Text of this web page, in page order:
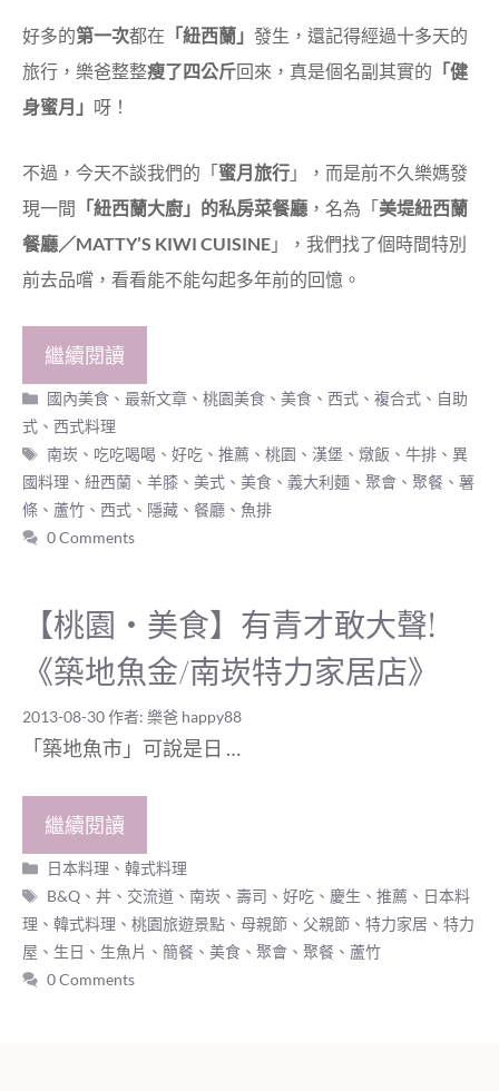
好多的第一次都在 「紐西蘭」 發生，還記得經過十多天的
旅行，樂爸整整瘦了四公斤回來，真是個名副其實的 「健
身蜜月」 呀！
不過，今天不談我們的「蜜月旅行 」，而是前不久樂媽發
現一間 「紐西蘭大廚」的私房菜餐廳 ，名為「美堤紐西蘭
餐廳／MATTY’S KIWI CUISINE 」，我們找了個時間特別
前去品嚐，看看能不能勾起多年前的回憶。
繼續閱讀
分
類
國內美食 、最新文章 、桃園美食 、美食 、西式、複合式、自助
式 、 西式料理
標
籤
南崁 、 吃吃喝喝 、好吃 、推薦 、桃園 、漢堡 、燉飯 、牛排 、異
國料理 、 紐西蘭 、 羊膝 、 美式 、 美食 、 義大利麵 、 聚會 、 聚餐 、 薯
條 、 蘆竹 、 西式 、 隱藏 、 餐廳 、 魚排
0 Comments
【桃園‧美食】有青才敢大聲!
《築地魚金/南崁特力家居店》
2013-08-30作者: 樂爸 happy88
「築地魚市」可說是日 …
繼續閱讀
分
類
日本料理、韓式料理
標
籤
B&Q 、丼 、 交流道 、南崁 、壽司 、好吃 、 慶生 、推薦 、 日本料
理、韓式料理 、 桃園旅遊景點 、 母親節 、 父親節 、 特力家居 、 特力
屋 、 生日 、 生魚片 、 簡餐 、 美食 、 聚會 、 聚餐 、 蘆竹
0 Comments